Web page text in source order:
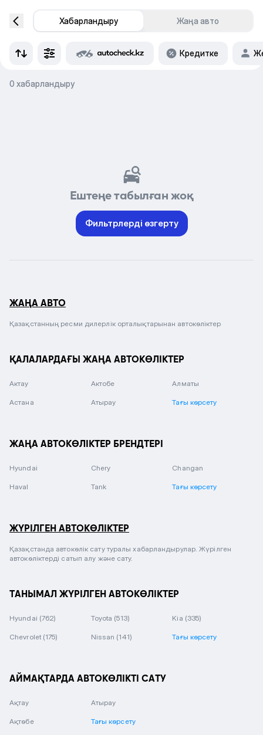
Хабарландыру Жаңа авто
Кредитке
0 хабарландыру
Ештеңе табылған жоқ
Фильтрлерді өзгерту
ЖАҢА АВТО
Қазақстанның ресми дилерлік орталықтарынан автокөліктер
ҚАЛАЛАРДАҒЫ ЖАҢА АВТОКӨЛІКТЕР
Актау Актобе Алматы
Астана Атырау Тағы көрсету
ЖАҢА АВТОКӨЛІКТЕР БРЕНДТЕРІ
Hyundai Chery Changan
Haval Tank Тағы көрсету
ЖҮРІЛГЕН АВТОКӨЛІКТЕР
Қазақстанда автокөлік сату туралы хабарландырулар. Жүрілген
автокөліктерді сатып алу және сату.
ТАНЫМАЛ ЖҮРІЛГЕН АВТОКӨЛІКТЕР
Hyundai (762) Toyota (513) Kia (335)
Chevrolet (175) Nissan (141) Тағы көрсету
АЙМАҚТАРДА АВТОКӨЛІКТІ САТУ
Ақтау
Ақтөбе
Атырау
Тағы көрсету